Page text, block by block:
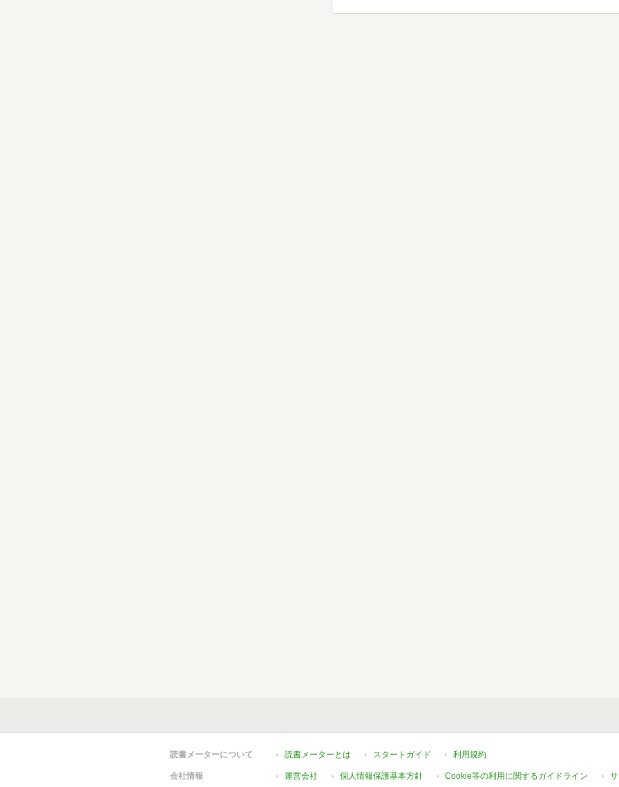
読書メーターについて 読書メーターとは スタートガイド 利用規約
会社情報 運営会社 個人情報保護基本方針 Cookie等の利用に関するガイドライン